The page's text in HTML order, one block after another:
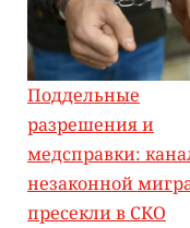
Поддельные
разрешения и
медсправки:
незаконной
пресекли в СКО